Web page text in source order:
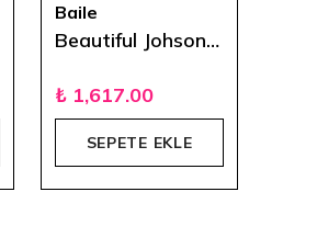
Baile
Beautiful Johson 9.2 İnç Love Clone Vibratör
₺ 1,617.00
SEPETE EKLE